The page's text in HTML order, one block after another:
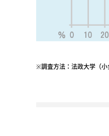
※調査方法：法政大学（